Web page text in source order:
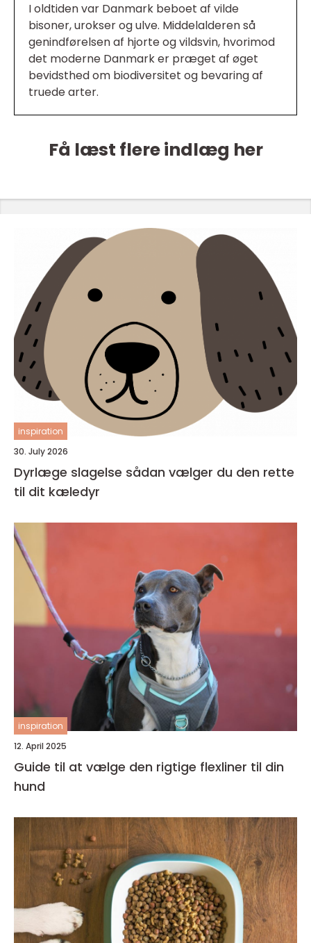
I oldtiden var Danmark beboet af vilde
bisoner, urokser og ulve. Middelalderen så
genindførelsen af hjorte og vildsvin, hvorimod
det moderne Danmark er præget af øget
bevidsthed om biodiversitet og bevaring af
truede arter.
Få læst flere indlæg her
inspiration
30. July 2026
Dyrlæge slagelse sådan vælger du den rette
til dit kæledyr
inspiration
12. April 2025
Guide til at vælge den rigtige flexliner til din
hund